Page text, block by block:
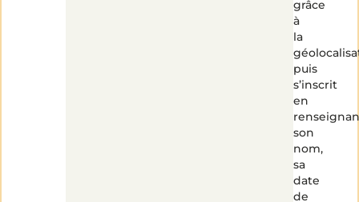
grâce
à
la
puis
s’inscrit
en
son
nom,
sa
date
de